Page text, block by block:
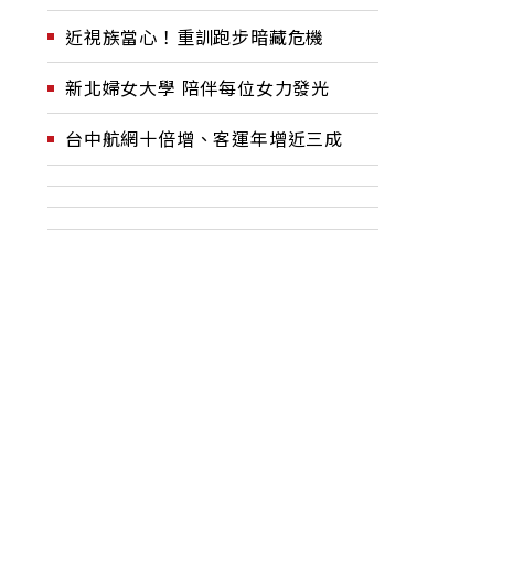
近視族當心！重訓跑步暗藏危機
新北婦女大學 陪伴每位女力發光
台中航網十倍增、客運年增近三成